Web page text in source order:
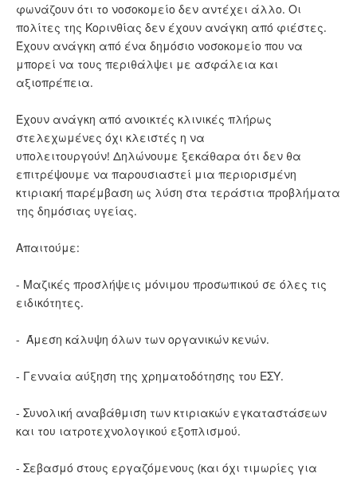
φωνάζουν ότι το νοσοκομείο δεν αντέχει άλλο. Οι
πολίτες της Κορινθίας δεν έχουν ανάγκη από φιέστες.
Έχουν ανάγκη από ένα δημόσιο νοσοκομείο που να
μπορεί να τους περιθάλψει με ασφάλεια και
αξιοπρέπεια.
Έχουν ανάγκη από ανοικτές κλινικές πλήρως
στελεχωμένες όχι κλειστές η να
υπολειτουργούν! Δηλώνουμε ξεκάθαρα ότι δεν θα
επιτρέψουμε να παρουσιαστεί μια περιορισμένη
κτιριακή παρέμβαση ως λύση στα τεράστια προβλήματα
της δημόσιας υγείας.
Απαιτούμε:
- Μαζικές προσλήψεις μόνιμου προσωπικού σε όλες τις
ειδικότητες.
- Άμεση κάλυψη όλων των οργανικών κενών.
- Γενναία αύξηση της χρηματοδότησης του ΕΣΥ.
- Συνολική αναβάθμιση των κτιριακών εγκαταστάσεων
και του ιατροτεχνολογικού εξοπλισμού.
- Σεβασμό στους εργαζόμενους (και όχι τιμωρίες για